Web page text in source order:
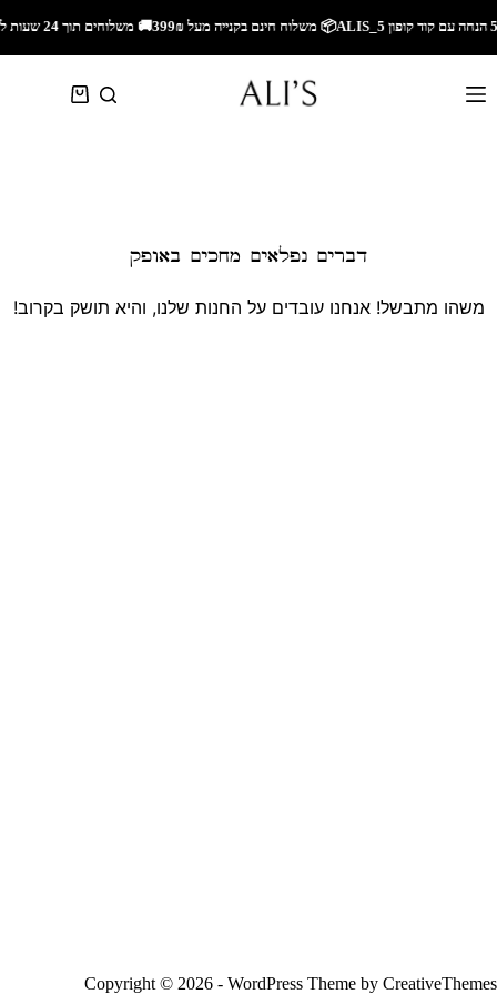
🚚 משלוחים תוך 24 שעות לאזור השרון🚚 משלוחים מהירים לכל הארץ🎁 5% הנחה עם קוד קופון ALIS_5📦 משלוח חינם בקנייה מעל 299₪
דברים נפלאים מחכים באופק
משהו מתבשל! אנחנו עובדים על החנות שלנו, והיא תושק בקרוב!
Copyright © 2026 - WordPress Theme by CreativeThemes